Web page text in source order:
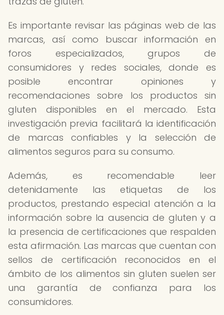
Es importante revisar las páginas web de las
marcas, así como buscar información en
foros especializados, grupos de
consumidores y redes sociales, donde es
posible encontrar opiniones y
recomendaciones sobre los productos sin
gluten disponibles en el mercado. Esta
investigación previa facilitará la identificación
de marcas confiables y la selección de
alimentos seguros para su consumo.
Además, es recomendable leer
detenidamente las etiquetas de los
productos, prestando especial atención a la
información sobre la ausencia de gluten y a
la presencia de certificaciones que respalden
esta afirmación. Las marcas que cuentan con
sellos de certificación reconocidos en el
ámbito de los alimentos sin gluten suelen ser
una garantía de confianza para los
consumidores.